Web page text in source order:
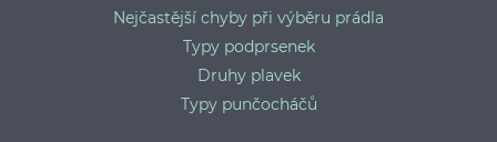
Nejčastější chyby při výběru prádla
Typy podprsenek
Druhy plavek
Typy punčocháčů